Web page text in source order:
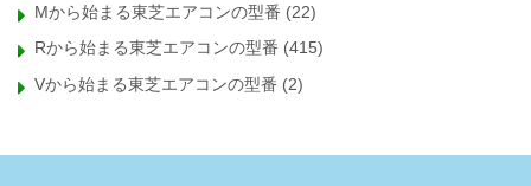
Mから始まる東芝エアコンの型番 (22)
Rから始まる東芝エアコンの型番 (415)
Vから始まる東芝エアコンの型番 (2)